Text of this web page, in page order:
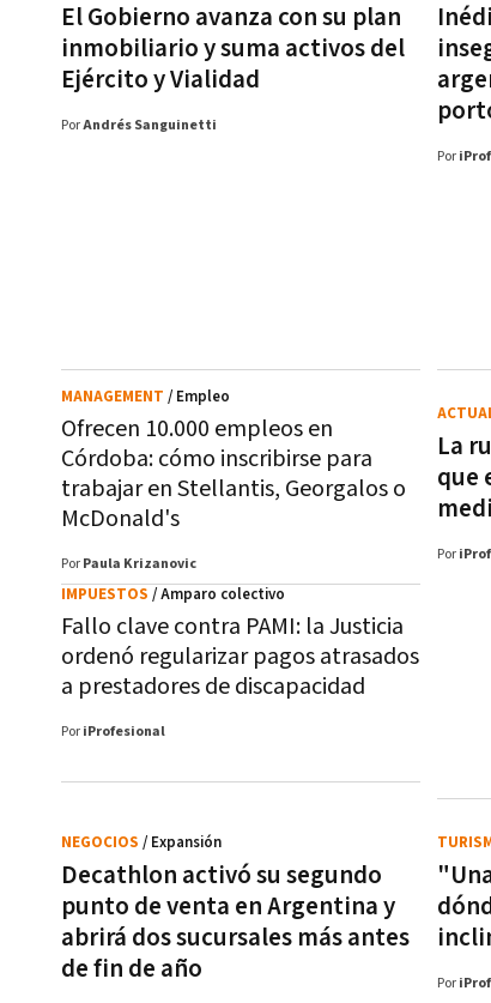
El Gobierno avanza con su plan
inmobiliario y suma activos del
Ejército y Vialidad
PorAndrés Sanguinetti
Por
Ofrecen 10.000 empleos en
Córdoba: cómo inscribirse para
trabajar en Stellantis, Georgalos o
McDonald's
MANAGEMENT / Empleo
Por Paula Krizanovic
Fallo clave contra PAMI: la Justicia
ordenó regularizar pagos atrasados
a prestadores de discapacidad
IMPUESTOS / Amparo colectivo
Por iProfesional
La
que
Por
Decathlon activó su segundo
punto de venta en Argentina y
abrirá dos sucursales más antes
de fin de año
NEGOCIOS / Expansión
Por